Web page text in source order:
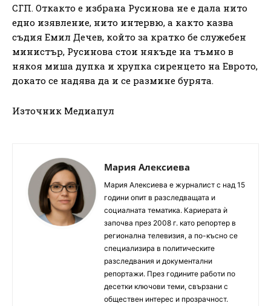
СГП. Откакто е избрана Русинова не е дала нито
едно изявление, нито интервю, а както казва
съдия Емил Дечев, който за кратко бе служебен
министър, Русинова стои някъде на тъмно в
някоя миша дупка и хрупка сиренцето на Еврото,
докато се надява да и се размине бурята.
Източник Медиапул
Мария Алексиева
Мария Алексиева е журналист с над 15
години опит в разследващата и
социалната тематика. Кариерата ѝ
започва през 2008 г. като репортер в
регионална телевизия, а по-късно се
специализира в политическите
разследвания и документални
репортажи. През годините работи по
десетки ключови теми, свързани с
обществен интерес и прозрачност.